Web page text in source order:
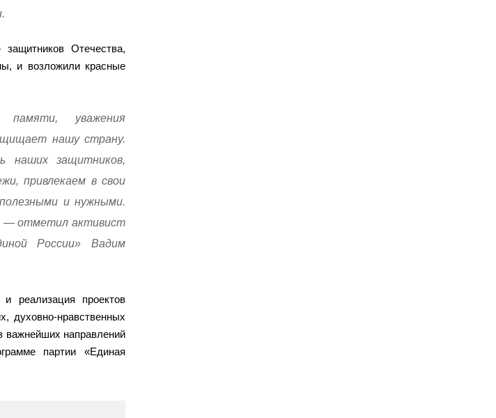
Отечества,
и возложили красные
уважения
нашу страну.
наших защитников,
привлекаем в свои
и нужными.
— отметил активист
России» Вадим
реализация проектов
духовно-нравственных
важнейших направлений
партии «Единая